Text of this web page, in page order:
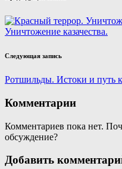
записи
Уничтожение казачества.
Следующая запись
Ротшильды. Истоки и путь
Комментарии
Комментариев пока нет.
обсуждение?
Добавить